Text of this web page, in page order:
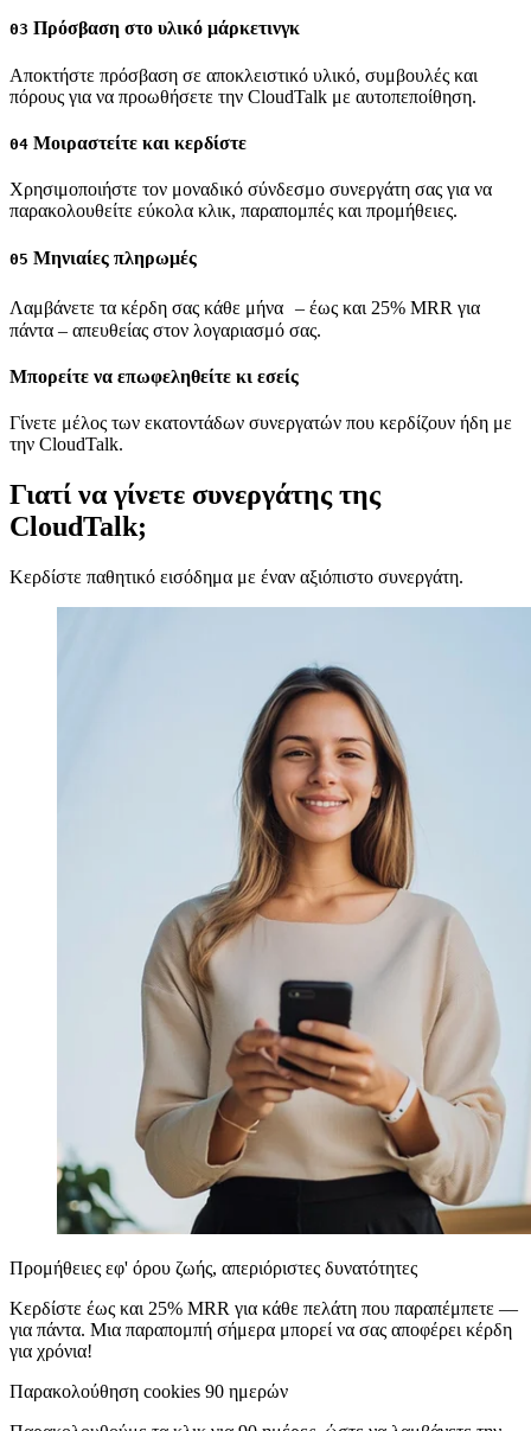
03 Πρόσβαση στο υλικό μάρκετινγκ
Αποκτήστε πρόσβαση σε αποκλειστικό υλικό, συμβουλές και
πόρους για να προωθήσετε την CloudTalk με αυτοπεποίθηση.
04 Μοιραστείτε και κερδίστε
Χρησιμοποιήστε τον μοναδικό σύνδεσμο συνεργάτη σας για να
παρακολουθείτε εύκολα κλικ, παραπομπές και προμήθειες.
05 Μηνιαίες πληρωμές
Λαμβάνετε τα κέρδη σας κάθε μήνα – έως και 25% MRR για
πάντα – απευθείας στον λογαριασμό σας.
Μπορείτε να επωφεληθείτε κι εσείς
Γίνετε μέλος των εκατοντάδων συνεργατών που κερδίζουν ήδη με
την CloudTalk.
Γιατί να γίνετε συνεργάτης της
CloudTalk;
Κερδίστε παθητικό εισόδημα με έναν αξιόπιστο συνεργάτη.
Προμήθειες εφ' όρου ζωής, απεριόριστες δυνατότητες
Κερδίστε έως και 25% MRR για κάθε πελάτη που παραπέμπετε —
για πάντα. Μια παραπομπή σήμερα μπορεί να σας αποφέρει κέρδη
για χρόνια!
Παρακολούθηση cookies 90 ημερών